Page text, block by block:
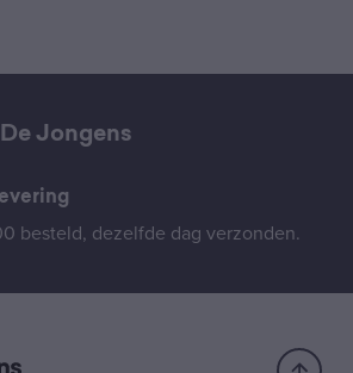
Jongens
besteld, dezelfde dag verzonden.